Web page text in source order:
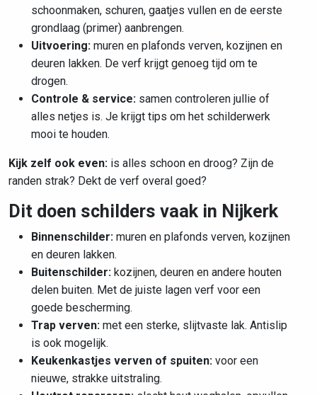
schoonmaken, schuren, gaatjes vullen en de eerste
grondlaag (primer) aanbrengen.
Uitvoering: muren en plafonds verven, kozijnen en
deuren lakken. De verf krijgt genoeg tijd om te
drogen.
Controle & service: samen controleren jullie of
alles netjes is. Je krijgt tips om het schilderwerk
mooi te houden.
Kijk zelf ook even: is alles schoon en droog? Zijn de
randen strak? Dekt de verf overal goed?
Dit doen schilders vaak in Nijkerk
Binnenschilder: muren en plafonds verven, kozijnen
en deuren lakken.
Buitenschilder: kozijnen, deuren en andere houten
delen buiten. Met de juiste lagen verf voor een
goede bescherming.
Trap verven: met een sterke, slijtvaste lak. Antislip
is ook mogelijk.
Keukenkastjes verven of spuiten: voor een
nieuwe, strakke uitstraling.